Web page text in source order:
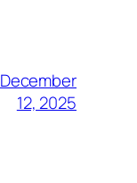
December
12, 2025